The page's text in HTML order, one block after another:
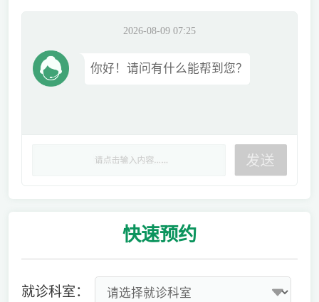
2026-08-09 07:25
你好！请问有什么能帮到您？
快速预约
就诊科室：